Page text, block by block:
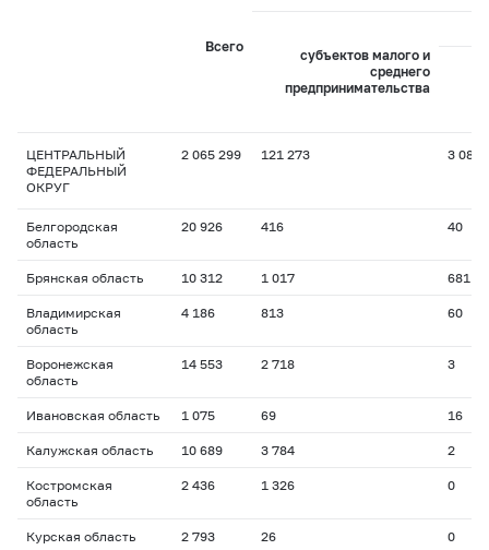
Всего
субъектов малого и
среднего
предпринимательства
ЦЕНТРАЛЬНЫЙ
ФЕДЕРАЛЬНЫЙ
ОКРУГ
2 065 299 121 273 3 089
Белгородская
область
20 926 416 40
Брянская область 10 312 1 017 681
Владимирская
область
4 186 813 60
Воронежская
область
14 553 2 718 3
Ивановская область 1 075 69 16
Калужская область 10 689 3 784 2
Костромская
область
2 436 1 326 0
Курская область 2 793 26 0